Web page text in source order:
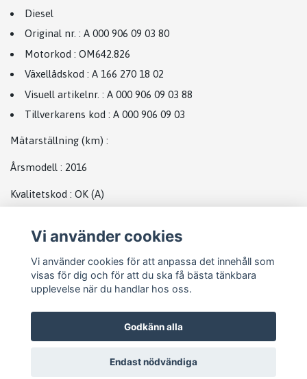
Diesel
Original nr. : A 000 906 09 03 80
Motorkod : OM642.826
Växellådskod : A 166 270 18 02
Visuell artikelnr. : A 000 906 09 03 88
Tillverkarens kod : A 000 906 09 03
Mätarställning (km) :
Årsmodell : 2016
Kvalitetskod : OK (A)
Vi använder cookies
Vi använder cookies för att anpassa det innehåll som
visas för dig och för att du ska få bästa tänkbara
upplevelse när du handlar hos oss.
Godkänn alla
Endast nödvändiga